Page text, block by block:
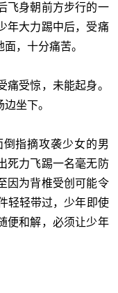
飞身朝前方步行的一
年大力踢中后，受痛
，十分痛苦。
受惊，未能起身。
坐下。
指摘攻袭少女的男
死力飞踢一名毫无防
因为背椎受创可能令
轻轻带过，少年即使
便和解，必须让少年